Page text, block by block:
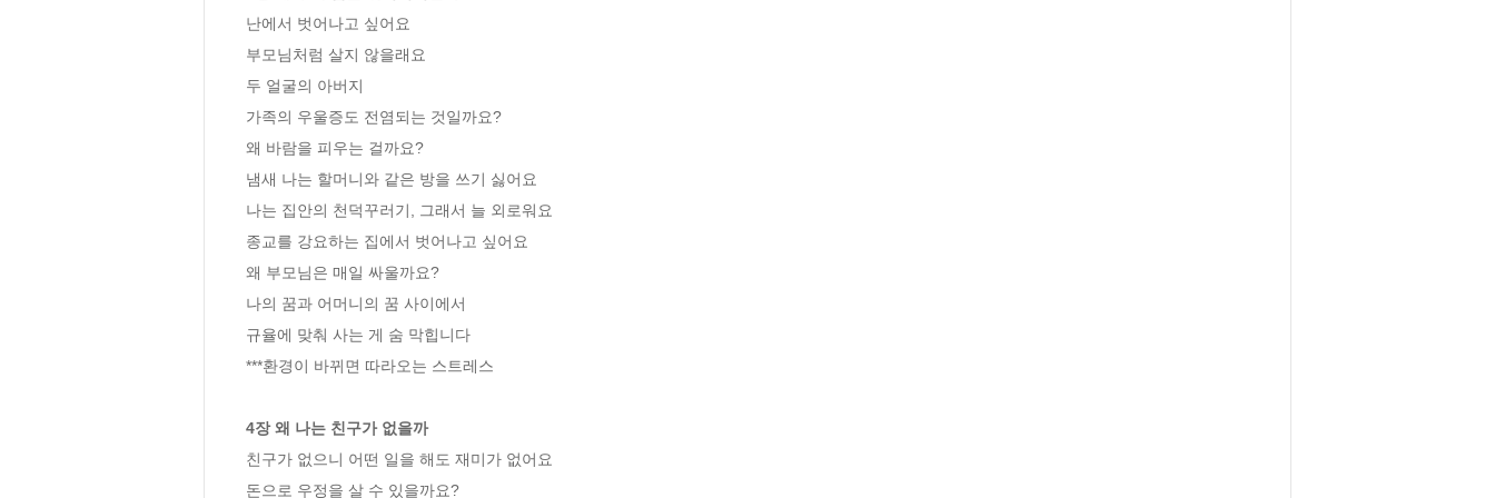
난에서 벗어나고 싶어요
부모님처럼 살지 않을래요
두 얼굴의 아버지
가족의 우울증도 전염되는 것일까요?
왜 바람을 피우는 걸까요?
냄새 나는 할머니와 같은 방을 쓰기 싫어요
나는 집안의 천덕꾸러기, 그래서 늘 외로워요
종교를 강요하는 집에서 벗어나고 싶어요
왜 부모님은 매일 싸울까요?
나의 꿈과 어머니의 꿈 사이에서
규율에 맞춰 사는 게 숨 막힙니다
***환경이 바뀌면 따라오는 스트레스
4장 왜 나는 친구가 없을까
친구가 없으니 어떤 일을 해도 재미가 없어요
돈으로 우정을 살 수 있을까요?